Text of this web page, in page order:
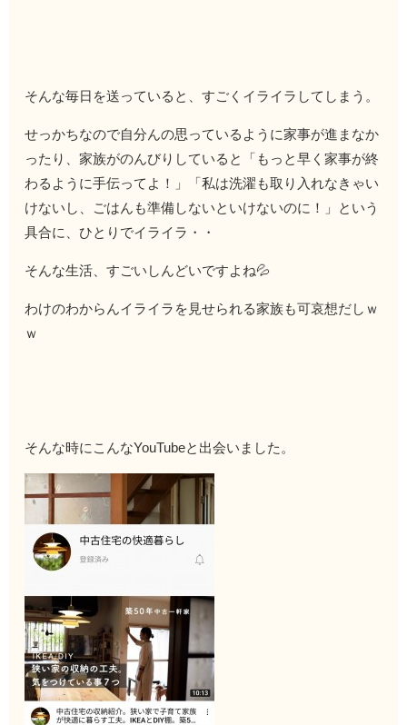
そんな毎日を送っていると、すごくイライラしてしまう。
せっかちなので自分んの思っているように家事が進まなか
ったり、家族がのんびりしていると「もっと早く家事が終
わるように手伝ってよ！」「私は洗濯も取り入れなきゃい
けないし、ごはんも準備しないといけないのに！」という
具合に、ひとりでイライラ・・
そんな生活、すごいしんどいですよね💦
わけのわからんイライラを見せられる家族も可哀想だしｗ
ｗ
そんな時にこんなYouTubeと出会いました。